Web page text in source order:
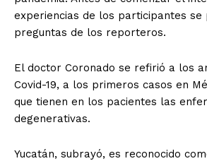
experiencias de los participantes se
preguntas de los reporteros.
El doctor Coronado se refirió a los
Covid-19, a los primeros casos en
que tienen en los pacientes las
degenerativas.
Yucatán, subrayó, es reconocido